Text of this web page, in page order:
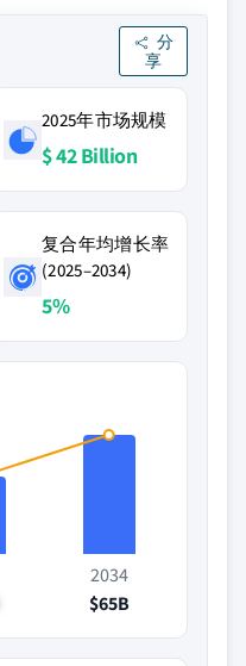
分
享
2025年市场规模
$ 42 Billion
复合年均增长率
(2025–2034)
5%
2034
$65B